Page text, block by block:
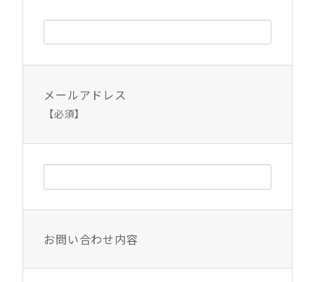
メールアドレス
【必須】
お問い合わせ内容